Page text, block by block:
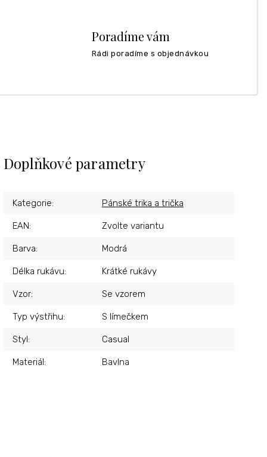
Poradíme vám
Rádi poradíme s objednávkou
Doplňkové parametry
Kategorie: Pánské trika a trička
EAN: Zvolte variantu
Barva: Modrá
Délka rukávu: Krátké rukávy
Vzor: Se vzorem
Typ výstřihu: S límečkem
Styl: Casual
Materiál: Bavlna